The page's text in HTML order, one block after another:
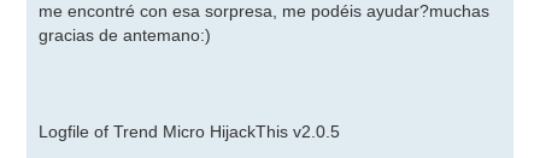
me encontré con esa sorpresa, me podéis ayudar?muchas
gracias de antemano:)
Logfile of Trend Micro HijackThis v2.0.5